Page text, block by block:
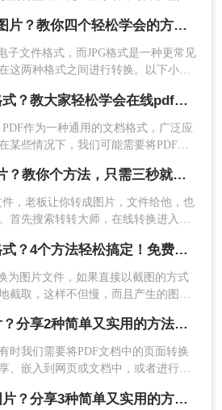
转图片，然后上传PDF文件
根据需要设置一下，然后点击
编辑或嵌入到其他文档中。那么如何
几种将PDF转换为图片的方法，帮助
pdf怎么转换成jpg图片？教你四个轻松学会的方法！
子文件格式，而JPG格式是一种更常见
这两种格式之间进行转换。以下小编
下pdf转换成图片步骤来操作一遍，相
pdf如何转成图片格式？教大家轻松学会在线pdf转图片！
作为一种通用的文档格式，广泛应
某些情况下，我们可能需要将PDF文
PDF如何转换成图片？教你个方法，只需三秒就可以搞定！
，老板让你转成图片，文件给他，也
首先搜索转转大师，在线转换进入选
开转换后的文件，可以看到内容还原
的是每天都有免费的转换次数。除此
都能统统搞定，有用的知识又增加
pdf如何转成图片格式？4个方法轻松搞定！免费又高效！
为图片文件，如果直接以截图的方式
截取，这样不但慢，而且产生的图片
格式呢？下面就来给大家详细讲讲。
pdf如何转换成图片？分享2种简单又实用的方法，看完我学会了
时我们需要将PDF文档中的页面转换
、嵌入到网页或文档中，或者进行进
PDF到图片的转换。
如何将pdf转换成图片？分享3种简单又实用的方法，看完我学会了